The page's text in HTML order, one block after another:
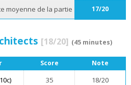
moyenne de la partie 17/20
[18/20] (45 minutes)
Score Note
35 18/20